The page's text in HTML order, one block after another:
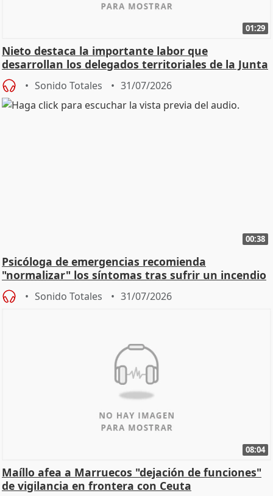
01:29
Nieto destaca la importante labor que
desarrollan los delegados territoriales de la Junta
Sonido Totales 31/07/2026
00:38
Psicóloga de emergencias recomienda
"normalizar" los síntomas tras sufrir un incendio
Sonido Totales 31/07/2026
08:04
Maíllo afea a Marruecos "dejación de funciones"
de vigilancia en frontera con Ceuta